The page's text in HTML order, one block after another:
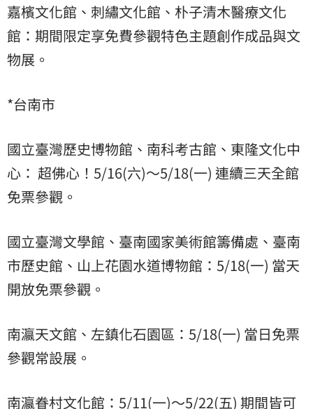
嘉檳文化館、刺繡文化館、朴子清木醫療文化
館：期間限定享免費參觀特色主題創作成品與文
物展。
*台南市
國立臺灣歷史博物館、南科考古館、東隆文化中
心： 超佛心！5/16(六)～5/18(一) 連續三天全館
免票參觀。
國立臺灣文學館、臺南國家美術館籌備處、臺南
市歷史館、山上花園水道博物館：5/18(一) 當天
開放免票參觀。
南瀛天文館、左鎮化石園區：5/18(一) 當日免票
參觀常設展。
南瀛眷村文化館：5/11(一)～5/22(五) 期間皆可